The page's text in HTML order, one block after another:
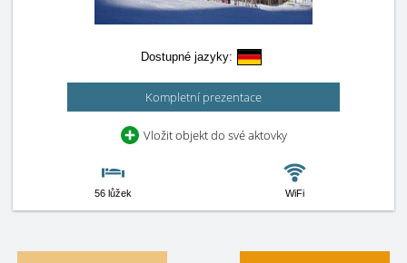
Dostupné jazyky:
Kompletní prezentace
Vložit objekt do své aktovky
56 lůžek WiFi